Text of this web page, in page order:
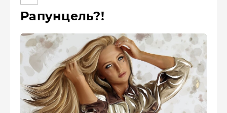
Рапунцель?!